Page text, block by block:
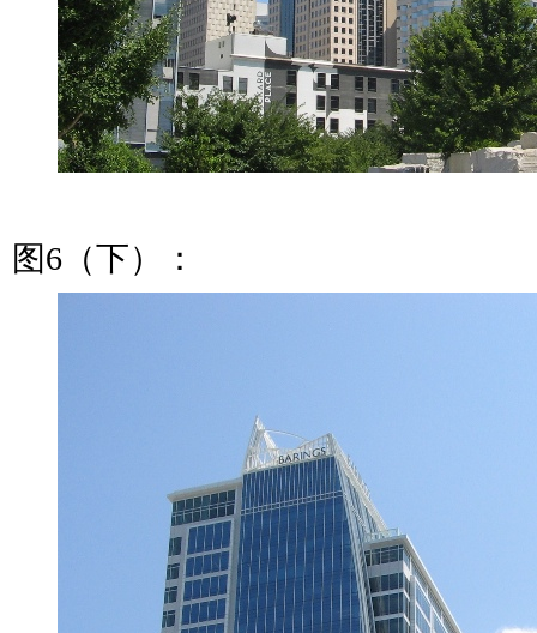
图6（下）：